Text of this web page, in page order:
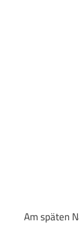
Am späten